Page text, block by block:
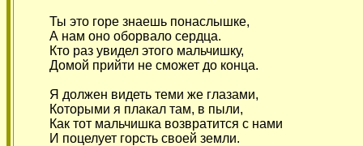
Ты это горе знаешь понаслышке,
А нам оно оборвало сердца.
Кто раз увидел этого мальчишку,
Домой прийти не сможет до конца.
Я должен видеть теми же глазами,
Которыми я плакал там, в пыли,
Как тот мальчишка возвратится с нами
И поцелует горсть своей земли.